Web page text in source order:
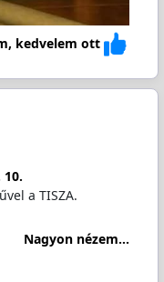
kedvelem ott
10.
a TISZA.
Nagyon nézem...